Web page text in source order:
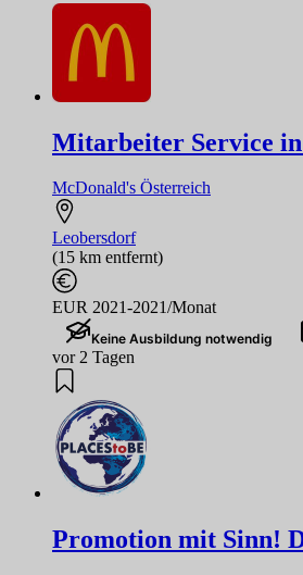
Mitarbeiter Service
McDonald's Österreich
Leobersdorf
(15 km entfernt)
EUR 2021-2021/Monat
Keine Ausbildung notwendig
vor 2 Tagen
Promotion mit Sinn!